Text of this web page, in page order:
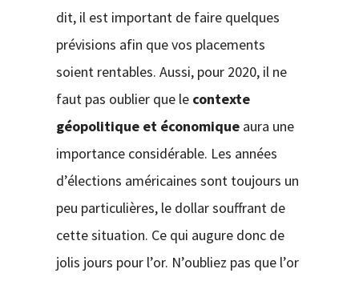
dit, il est important de faire quelques
prévisions afin que vos placements
soient rentables. Aussi, pour 2020, il ne
faut pas oublier que le contexte
géopolitique et économique aura une
importance considérable. Les années
d’élections américaines sont toujours un
peu particulières, le dollar souffrant de
cette situation. Ce qui augure donc de
jolis jours pour l’or. N’oubliez pas que l’or